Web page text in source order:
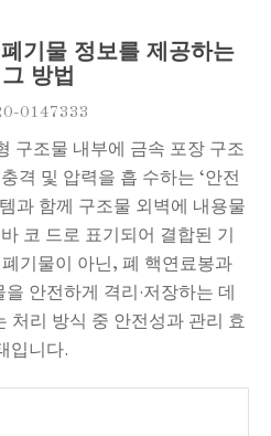
기물 정보를 제공하는
방법
0147333
구조물 내부에 금속 포장 구조
격 및 압력을 흡 수하는 ‘안전
과 함께 구조물 외벽에 내용물
코 드로 표기되어 결합된 기
기물이 아닌, 폐 핵연료봉과
안전하게 격리·저장하는 데
처리 방식 중 안전성과 관리 효
입니다.